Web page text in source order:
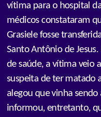
vítima para o hospital
médicos constataram
Grasiele fosse
Santo Antônio de
de saúde, a vítima veio
suspeita de ter matado
alegou que vinha sendo
informou, entretanto,